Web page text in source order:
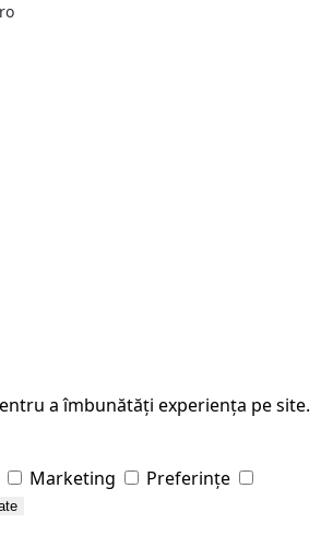
a îmbunătăți experiența pe site.
Marketing Preferințe